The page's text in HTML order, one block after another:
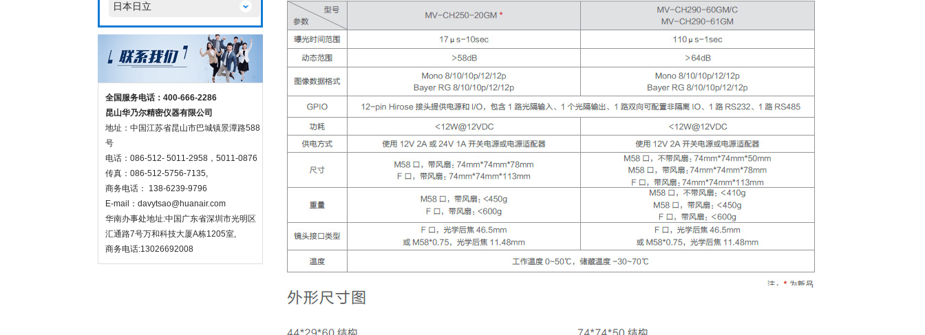
日本日立
全国服务电话：400-666-2286
昆山华乃尔精密仪器有限公司
地址：中国江苏省昆山市巴城镇景潭路588
号
电话：086-512- 5011-2958，5011-0876
传真：086-512-5756-7135,
商务电话： 138-6239-9796
E-mail： davytsao@huanair.com
华南办事处地址:中国广东省深圳市光明区
汇通路7号万和科技大厦A栋1205室,
商务电话:13026692008